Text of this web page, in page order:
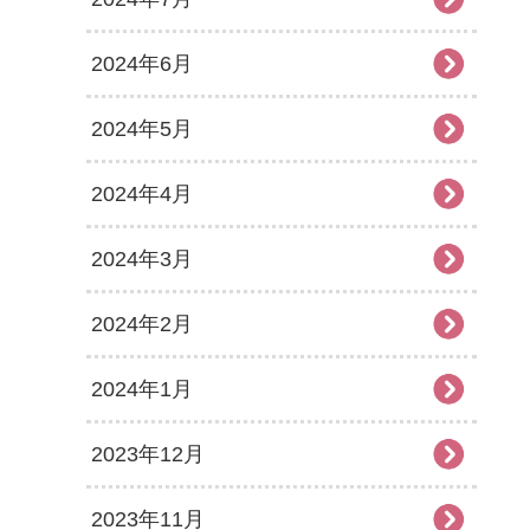
2024年6月
2024年5月
2024年4月
2024年3月
2024年2月
2024年1月
2023年12月
2023年11月